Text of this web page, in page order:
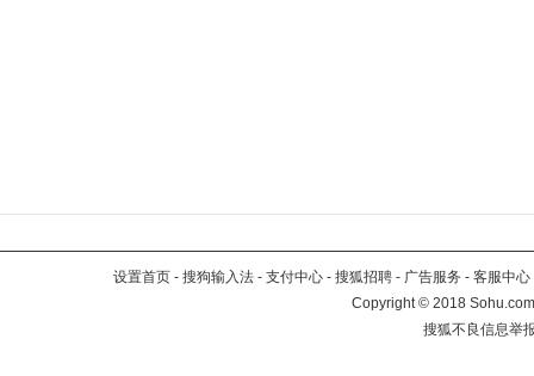
设置首页 - 搜狗输入法 - 支付中心 - 搜狐招聘 - 广告服务 - 客服中心
Copyright©2018
搜狐不良信息举